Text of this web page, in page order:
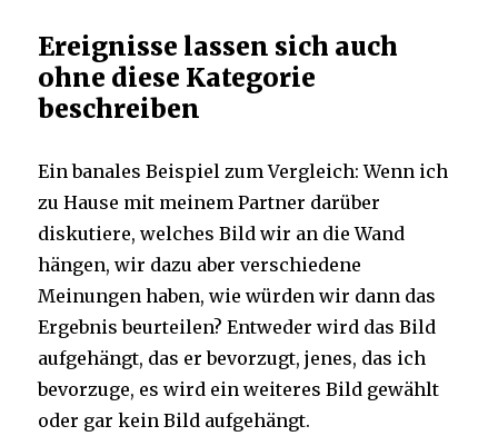
Ereignisse lassen sich auch
ohne diese Kategorie
beschreiben
Ein banales Beispiel zum Vergleich: Wenn ich
zu Hause mit meinem Partner darüber
diskutiere, welches Bild wir an die Wand
hängen, wir dazu aber verschiedene
Meinungen haben, wie würden wir dann das
Ergebnis beurteilen? Entweder wird das Bild
aufgehängt, das er bevorzugt, jenes, das ich
bevorzuge, es wird ein weiteres Bild gewählt
oder gar kein Bild aufgehängt.